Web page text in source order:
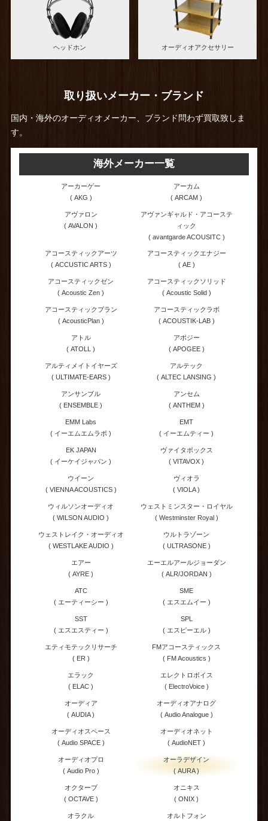
ヘッドホン オーディオアクセサリー
取り扱いメーカー・ブランド
国内・海外のオーディオメーカー、ブランド問わず買取致しま
す。
海外メーカー一覧
アーカーゲー
( AKG )
アーカム
( ARCAM )
アヴァロン
( AVALON )
アヴァンギャルド・アコーステ
ィック
( avantgarde ACOUSITC )
アコースティックアーツ
( ACCUSTIC ARTS )
アコースティックエナジー
( AE )
アコースティックゼン
( Acoustic Zen )
アコースティックソリッド
( Acoustic Solid )
アコースティックプラン
( AcousticPlan )
アコースティックラボ
( ACOUSTIK-LAB )
アトル
( ATOLL )
アポジー
( APOGEE )
アルティメイトイヤーズ
( ULTIMATE-EARS )
アルテック
( ALTEC LANSING )
アンサンブル
( ENSEMBLE )
アンセム
( ANTHEM )
EMM Labs
( イーエムエムラボ )
EMT
( イーエムティー )
EK JAPAN
( イーケイジャパン )
ヴァイタボックス
( VITAVOX )
ウイーン
( VIENNA ACOUSTICS )
ヴィオラ
( VIOLA )
ウィルソンオーディオ
( WILSON AUDIO )
ウェストミンスター・ロイヤル
( Westminster Royal )
ウェストレイク・オーディオ
( WESTLAKE AUDIO )
ウルトラゾーン
( ULTRASONE )
エアー
( AYRE )
エーエルアールジョーダン
( ALR/JORDAN )
ATC
( エーティーシー )
SME
( エスエムイー )
SST
( エスエスティー )
SPL
( エスピーエル )
エティモテックリサーチ
( ER )
FMアコースティックス
( FM Acoustics )
エラック
( ELAC )
エレクトロボイス
( ElectroVoice )
オーディア
( AUDIA )
オーディオアナログ
( Audio Analogue )
オーディオスペース
( Audio SPACE )
オーディオネット
( AudioNET )
オーディオプロ
( Audio Pro )
オーラデザイン
( AURA )
オクターブ
( OCTAVE )
オニキス
( ONIX )
オラクル
オルトフォン